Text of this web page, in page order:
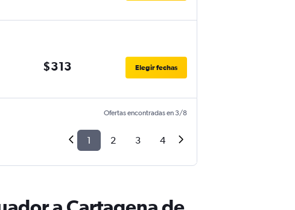
$313 Elegir fechas
Ofertas encontradas en 3/8
1 2 3 4